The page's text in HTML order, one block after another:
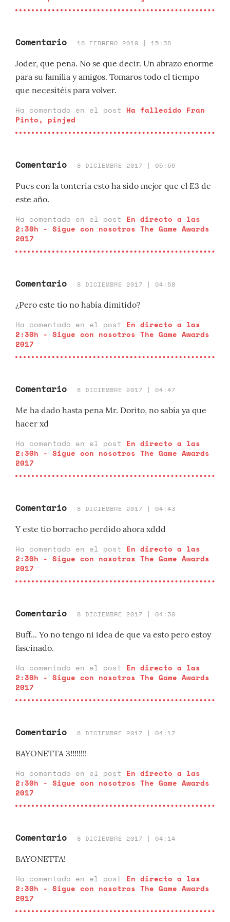
Comentario 18 FEBRERO 2019 | 15:38
Joder, que pena. No se que decir. Un abrazo enorme
para su familia y amigos. Tomaros todo el tiempo
que necesitéis para volver.
Ha comentado en el post Ha fallecido Fran
Pinto, pinjed
Comentario 8 DICIEMBRE 2017 | 05:56
Pues con la tontería esto ha sido mejor que el E3 de
este año.
Ha comentado en el post En directo a las
2:30h - Sigue con nosotros The Game Awards
2017
Comentario 8 DICIEMBRE 2017 | 04:58
¿Pero este tío no había dimitido?
Ha comentado en el post En directo a las
2:30h - Sigue con nosotros The Game Awards
2017
Comentario 8 DICIEMBRE 2017 | 04:47
Me ha dado hasta pena Mr. Dorito, no sabía ya que
hacer xd
Ha comentado en el post En directo a las
2:30h - Sigue con nosotros The Game Awards
2017
Comentario 8 DICIEMBRE 2017 | 04:43
Y este tío borracho perdido ahora xddd
Ha comentado en el post En directo a las
2:30h - Sigue con nosotros The Game Awards
2017
Comentario 8 DICIEMBRE 2017 | 04:30
Buff... Yo no tengo ni idea de que va esto pero estoy
fascinado.
Ha comentado en el post En directo a las
2:30h - Sigue con nosotros The Game Awards
2017
Comentario 8 DICIEMBRE 2017 | 04:17
BAYONETTA 3!!!!!!!!
Ha comentado en el post En directo a las
2:30h - Sigue con nosotros The Game Awards
2017
Comentario 8 DICIEMBRE 2017 | 04:14
BAYONETTA!
Ha comentado en el post En directo a las
2:30h - Sigue con nosotros The Game Awards
2017